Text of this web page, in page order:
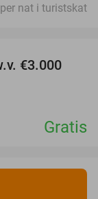
nat i turistskat
€3.000
Gratis